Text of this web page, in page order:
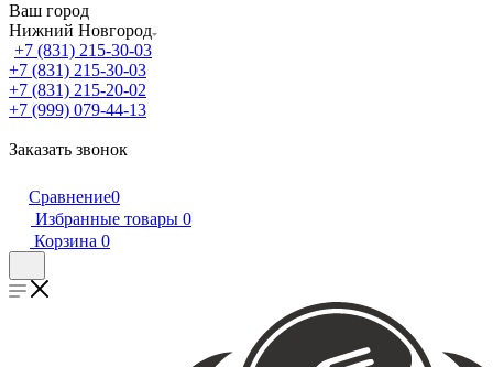
Ваш город
Нижний Новгород
+7 (831) 215-30-03
+7 (831) 215-30-03
+7 (831) 215-20-02
+7 (999) 079-44-13
Заказать звонок
Сравнение0
Избранные товары 0
Корзина 0